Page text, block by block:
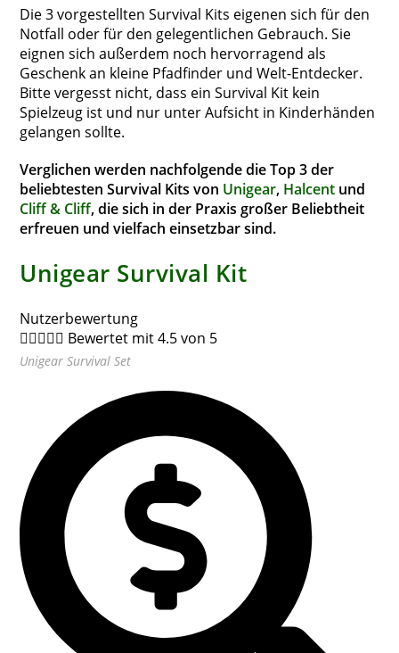
Die 3 vorgestellten Survival Kits eigenen sich für den
Notfall oder für den gelegentlichen Gebrauch. Sie
eignen sich außerdem noch hervorragend als
Geschenk an kleine Pfadfinder und Welt-Entdecker.
Bitte vergesst nicht, dass ein Survival Kit kein
Spielzeug ist und nur unter Aufsicht in Kinderhänden
gelangen sollte.
Verglichen werden nachfolgende die Top 3 der
beliebtesten Survival Kits von Unigear, Halcent und
Cliff & Cliff, die sich in der Praxis großer Beliebtheit
erfreuen und vielfach einsetzbar sind.
Unigear Survival Kit
Nutzerbewertung
 Bewertet mit 4.5 von 5
Unigear Survival Set